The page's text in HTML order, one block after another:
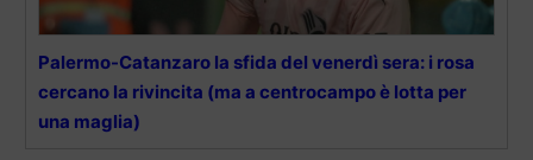
Palermo-Catanzaro la sfida del venerdì sera: i rosa
cercano la rivincita (ma a centrocampo è lotta per
una maglia)